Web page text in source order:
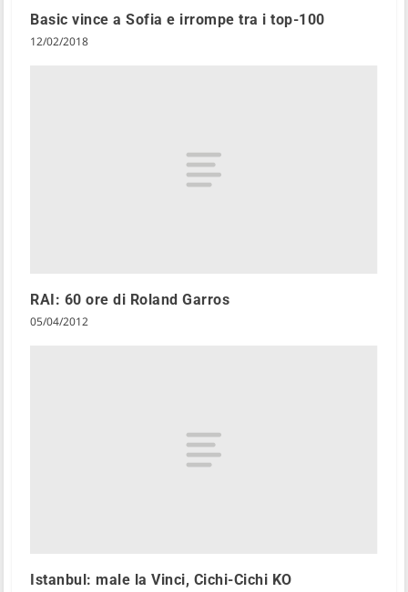
Basic vince a Sofia e irrompe tra i top-100
12/02/2018
RAI: 60 ore di Roland Garros
05/04/2012
Istanbul: male la Vinci, Cichi-Cichi KO